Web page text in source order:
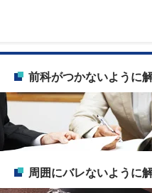
前科がつかないように
周囲にバレないように